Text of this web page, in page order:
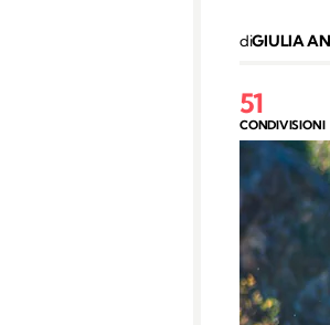
diGIULIA
51
CONDIVISIONI